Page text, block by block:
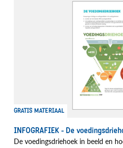
GRATIS MATERIAAL
INFOGRAFIEK - De
De voedingsdriehoek in beeld en